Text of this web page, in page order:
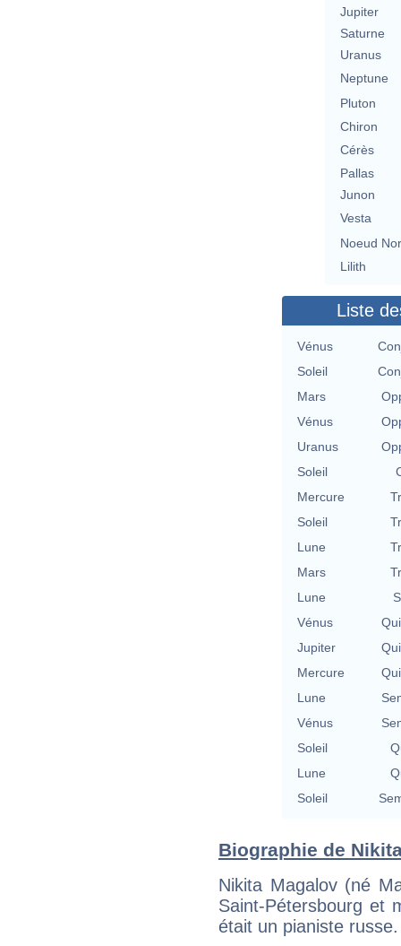
Jupiter
Saturne
Uranus
Neptune
Pluton
Chiron
Cérès
Pallas
Junon
Vesta
Noeud
Lilith
Liste
Vénus
Soleil
Mars
Vénus
Uranus
Soleil
Mercure
Soleil
Lune
Mars
Lune
Vénus
Jupiter
Mercure
Lune
Vénus
Soleil
Lune
Soleil
Biographie de
Nikita Magalov (né
Saint-Pétersbourg et
était un pianiste russe.